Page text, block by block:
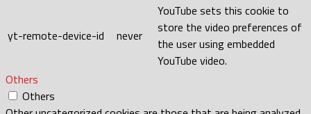
yt-remote-device-id never
YouTube sets this cookie to
store the video preferences of
the user using embedded
YouTube video.
Others
Others